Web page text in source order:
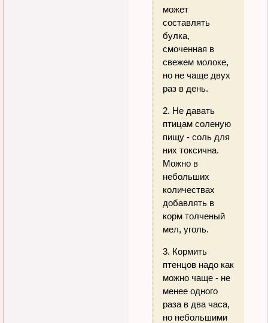
может
составлять
булка,
смоченная в
свежем молоке,
но не чаще двух
раз в день.
2. Не давать
птицам соленую
пищу - соль для
них токсична.
Можно в
небольших
количествах
добавлять в
корм толченый
мел, уголь.
3. Кормить
птенцов надо как
можно чаще - не
менее одного
раза в два часа,
но небольшими